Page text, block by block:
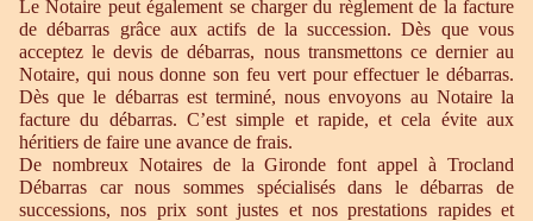
Le Notaire peut également se charger du règlement de la facture
de débarras grâce aux actifs de la succession. Dès que vous
acceptez le devis de débarras, nous transmettons ce dernier au
Notaire, qui nous donne son feu vert pour effectuer le débarras.
Dès que le débarras est terminé, nous envoyons au Notaire la
facture du débarras. C’est simple et rapide, et cela évite aux
héritiers de faire une avance de frais.
De nombreux Notaires de la Gironde font appel à Trocland
Débarras car nous sommes spécialisés dans le débarras de
successions, nos prix sont justes et nos prestations rapides et